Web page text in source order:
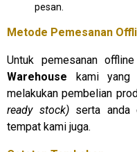
pesan.
Metode Pemesanan
Untuk pemesanan
Warehouse kami
melakukan pembelian
ready stock)serta anda
tempat kami juga.